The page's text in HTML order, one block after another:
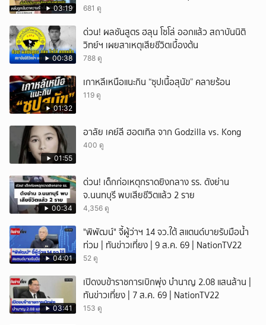
03:19 681 ดู
00:38
ด่วน! ผลชันสูตร ฮลุน โซโล่ ออกแล้ว สถาบันนิติ
วิทย์ฯ เผยสาเหตุเสียชีวิตเบื้องต้น
788 ดู
01:32
เกาหลีเหนือแนะกิน “ซุปเนื้อสุนัข” คลายร้อน
119 ดู
01:55
อาลัย เคย์ลี ฮอตเทิล จาก Godzilla vs. Kong
400 ดู
00:34
ด่วน! เด็กก่อเหตุกราดยิงกลาง รร. ดังย่าน
จ.นนทบุรี พบเสียชีวิตแล้ว 2 ราย
4,356 ดู
04:01
"พิพัฒน์" จี้ผู้ว่าฯ 14 จว.ใต้ สแตนด์บายรับมือน้ำ
ท่วม | ทันข่าวเที่ยง | 9 ส.ค. 69 | NationTV22
52 ดู
03:41
เปิดงบข้าราชการเบิกพุ่ง บำนาญ 2.08 แสนล้าน |
ทันข่าวเที่ยง | 7 ส.ค. 69 | NationTV22
153 ดู